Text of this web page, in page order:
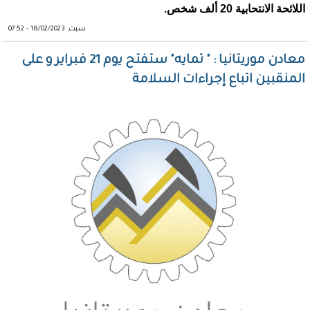
اللائحة الانتحابية 20 ألف شخص.
سبت, 18/02/2023 - 07:52
معادن موريتانيا : " تمايه" ستفتح يوم 21 فبراير و على
المنقبين اتباع إجراءات السلامة